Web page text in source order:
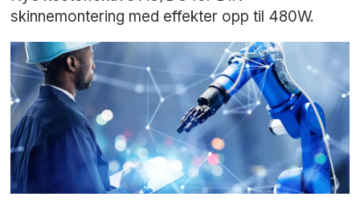
skinnemontering med effekter opp til 480W.